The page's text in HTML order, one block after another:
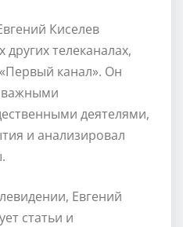
Киселев
других телеканалах,
канал». Он
важными
деятелями,
и анализировал
Евгений
статьи и